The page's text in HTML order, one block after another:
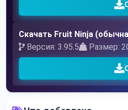
Скачать Fruit Ninja
Версия: 3.95.5
Размер: